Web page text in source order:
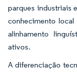
parques industriais
conhecimento local
alinhamento
ativos.
A diferenciação